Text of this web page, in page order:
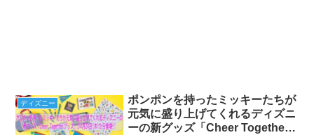
ディズニー
ポンポンを持ったミッキーたちが
元気に盛り上げてくれるディズニ
ーの新グッズ「Cheer Together